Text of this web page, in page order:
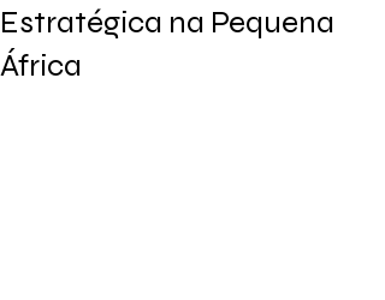
Estratégica na Pequena
África